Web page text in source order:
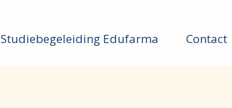
Studiebegeleiding Edufarma Contact